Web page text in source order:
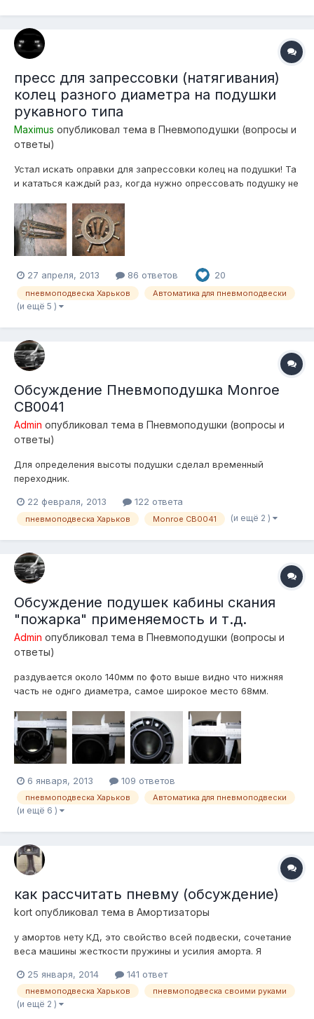
пресс для запрессовки (натягивания)
колец разного диаметра на подушки
рукавного типа
Maximus опубликовал тема в Пневмоподушки (вопросы и
ответы)
Устал искать оправки для запрессовки колец на подушки! Та
и кататься каждый раз, когда нужно опрессовать подушку не
гидравлический домкрат, кольцо упираю в восемь болтов
м16 (класс прочности 8.8), домкратом давлю на поршень или
крышку подушки! Запре...
27 апреля, 2013 86 ответов 20
пневмоподвеска Харьков Автоматика для пневмоподвески
(и ещё 5 )
Обсуждение Пневмоподушка Monroe
CB0041
Admin опубликовал тема в Пневмоподушки (вопросы и
ответы)
Для определения высоты подушки сделал временный
переходник.
22 февраля, 2013 122 ответа
пневмоподвеска Харьков Monroe CB0041 (и ещё 2 )
Обсуждение подушек кабины скания
"пожарка" применяемость и т.д.
Admin опубликовал тема в Пневмоподушки (вопросы и
ответы)
раздувается около 140мм по фото выше видно что нижняя
часть не однго диаметра, самое широкое место 68мм.
6 января, 2013 109 ответов
пневмоподвеска Харьков Автоматика для пневмоподвески
(и ещё 6 )
как рассчитать пневму (обсуждение)
kort опубликовал тема в Амортизаторы
у амортов нету КД, это свойство всей подвески, сочетание
веса машины жесткости пружины и усилия аморта. Я
делать "берем подушку какая есть, аморты какие влезут" то
потом оказывается что новые хорошие аморты с пружинами
едут лучше чем пневма )
25 января, 2014 141 ответ
пневмоподвеска Харьков пневмоподвеска своими руками
(и ещё 2 )